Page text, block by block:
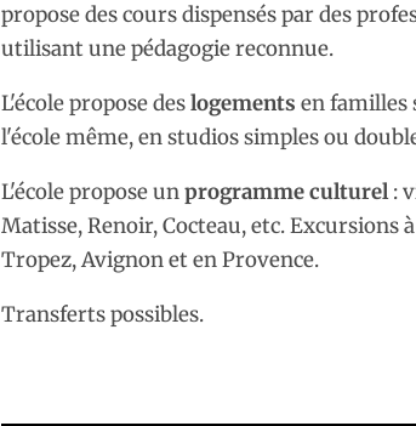
propose des cours dispensés par des
utilisant une pédagogie reconnue.
L'école propose deslogementsen familles
l'école même, en studios simples ou
L'école propose unprogramme culturel:
Matisse, Renoir, Cocteau, etc. Excursions
Tropez, Avignon et en Provence.
Transferts possibles.